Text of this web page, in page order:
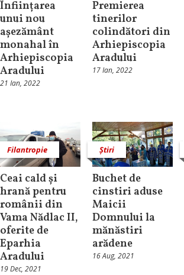
Înființarea
unui nou
așezământ
monahal în
Arhiepiscopia
Aradului
21 Ian, 2022
Premierea
tinerilor
colindători din
Arhiepiscopia
Aradului
17 Ian, 2022
Filantropie
Ceai cald și
hrană pentru
românii din
Vama Nădlac II,
oferite de
Eparhia
Aradului
19 Dec, 2021
Știri
Buchet de
cinstiri aduse
Maicii
Domnului la
mănăstiri
arădene
16 Aug, 2021